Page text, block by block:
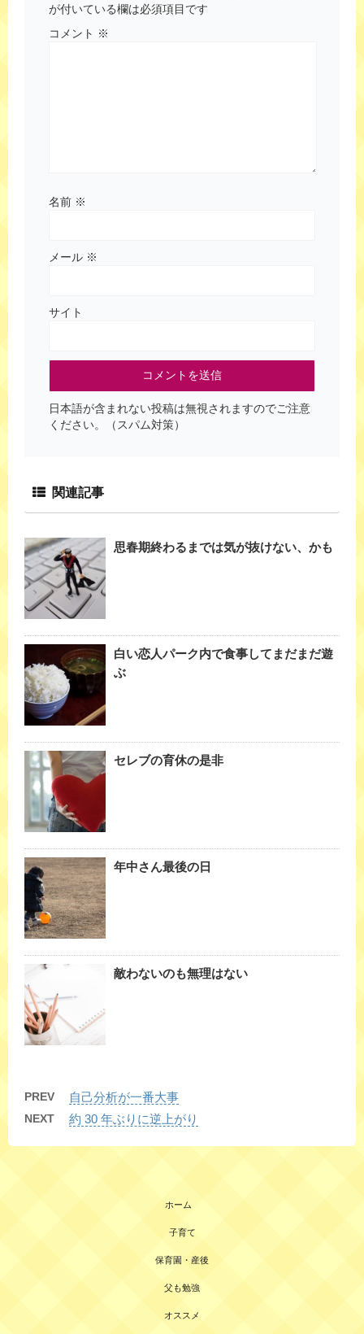
が付いている欄は必須項目です
コメント ※
名前 ※
メール ※
サイト
日本語が含まれない投稿は無視されますのでご注意
ください。（スパム対策）
関連記事
思春期終わるまでは気が抜けない、かも
白い恋人パーク内で食事してまだまだ遊
ぶ
セレブの育休の是非
年中さん最後の日
敵わないのも無理はない
PREV 自己分析が一番大事
NEXT 約 30 年ぶりに逆上がり
ホーム
子育て
保育園・産後
父も勉強
オススメ